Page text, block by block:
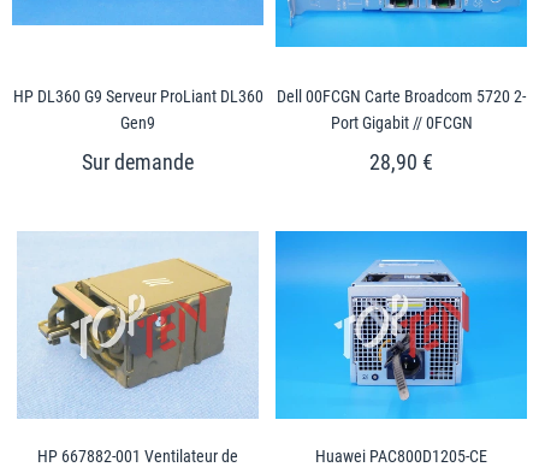
HP DL360 G9 Serveur ProLiant DL360
Gen9
Dell 00FCGN Carte Broadcom 5720 2-
Port Gigabit // 0FCGN
28,90 €
HP 667882-001 Ventilateur de
Huawei PAC800D1205-CE